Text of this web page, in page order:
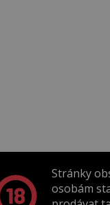
Stránky
osobám